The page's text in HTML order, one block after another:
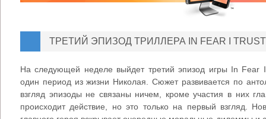
ТРЕТИЙ ЭПИЗОД ТРИЛЛЕРА IN FEAR I
На следующей неделе выйдет третий эпизод игры In Fear
один период из жизни Николая. Сюжет развивается по
взгляд эпизоды не связаны ничем, кроме участия в них
происходит действие, но это только на первый взгляд.